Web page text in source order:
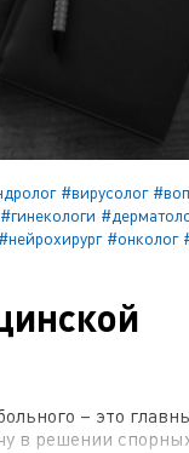
#вирусолог #воп
#гинекологи
#нейрохирург #онколог
– это
в решении